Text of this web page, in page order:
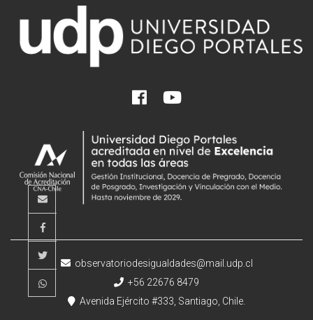
observatoriodesigualdades@mail.udp.cl
+56 22676 8479
Avenida Ejército #333, Santiago, Chile.